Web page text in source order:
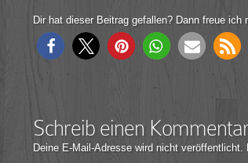
Dir hat dieser Beitrag gefallen? Dann freue ich
Schreib einen
Deine E-Mail-Adresse wird nicht veröffentlicht.